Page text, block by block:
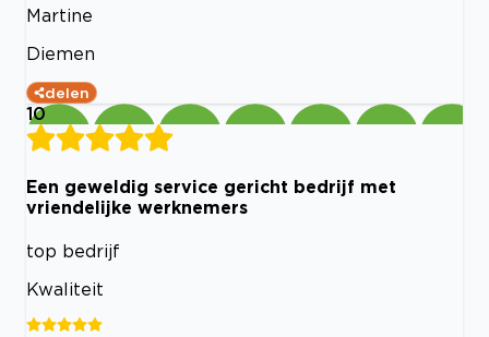
Martine
Diemen
delen
10
Een geweldig service gericht bedrijf met
vriendelijke werknemers
top bedrijf
Kwaliteit